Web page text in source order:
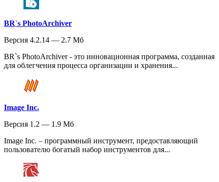
BR`s PhotoArchiver
Версия 4.2.14 — 2.7 Мб
BR`s PhotoArchiver - это инновационная программа, созданная
для облегчения процесса организации и хранения...
Image Inc.
Версия 1.2 — 1.9 Мб
Image Inc. – программный инструмент, предоставляющий
пользователю богатый набор инструментов для...